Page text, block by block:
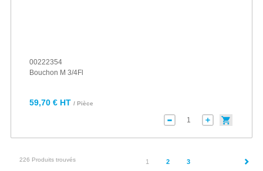
00222354
Bouchon M 3/4Fl
59,70 € HT / Pièce
226 Produits trouvés 1 (current)
2 3